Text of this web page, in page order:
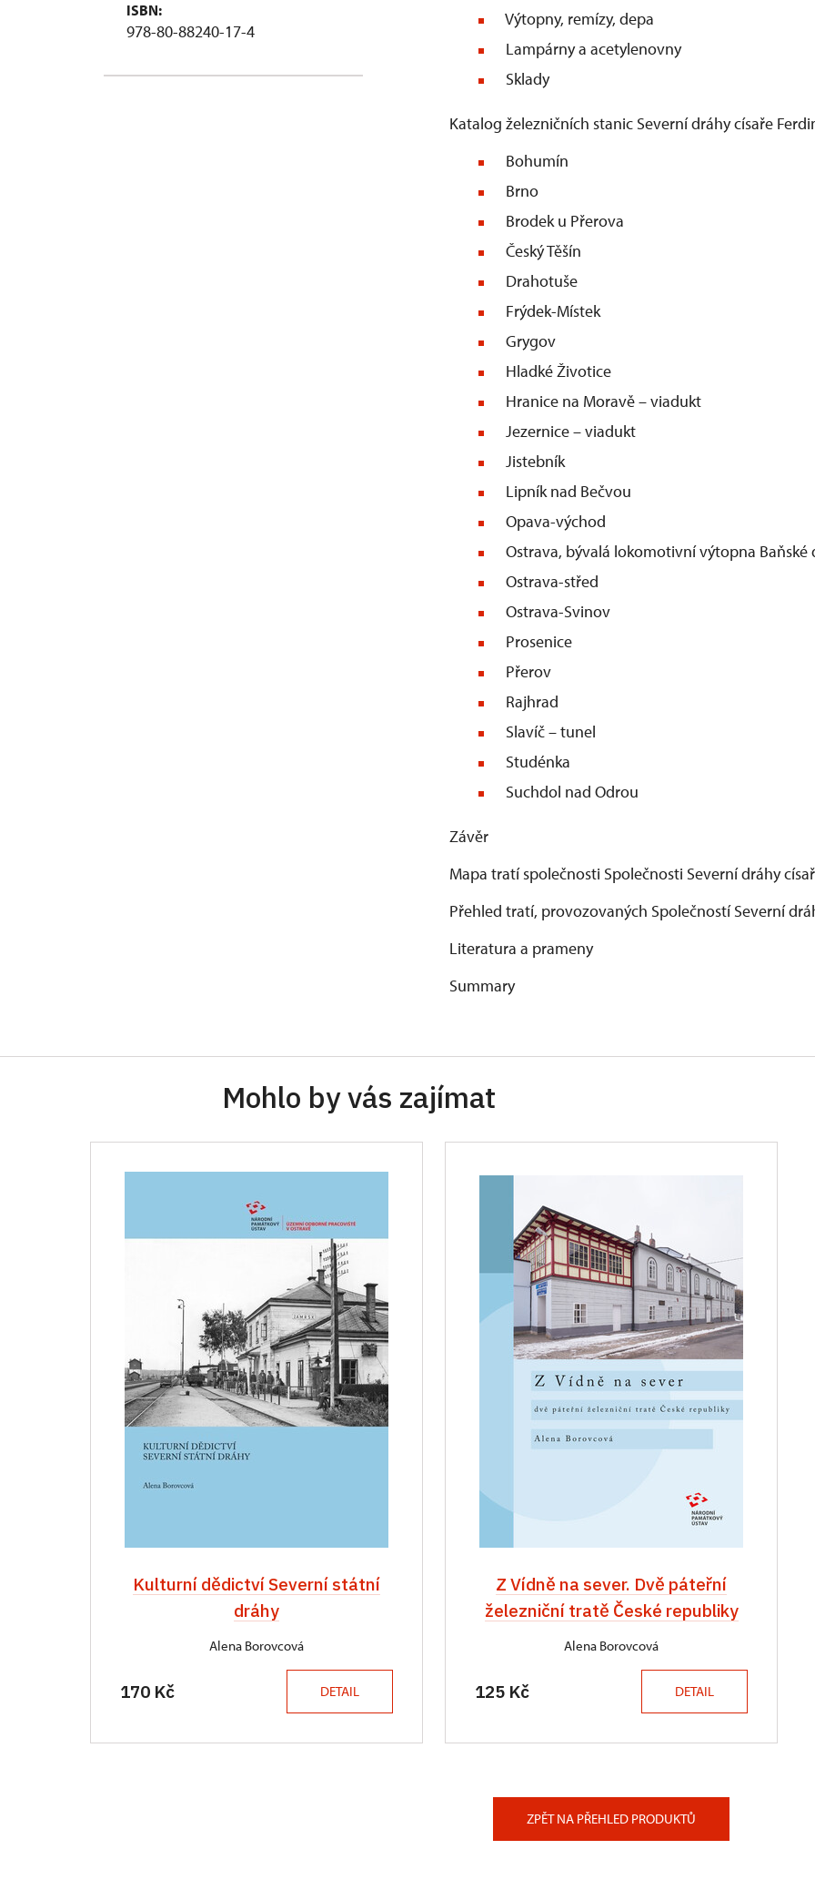
ISBN:
978-80-88240-17-4
Výtopny, remízy, depa
Lampárny a acetylenovny
Sklady
Katalog železničních stanic Severní dráhy císaře
Bohumín
Brno
Brodek u Přerova
Český Těšín
Drahotuše
Frýdek-Místek
Grygov
Hladké Životice
Hranice na Moravě – viadukt
Jezernice – viadukt
Jistebník
Lipník nad Bečvou
Opava-východ
Ostrava, bývalá lokomotivní výtopna Baňské
Ostrava-střed
Ostrava-Svinov
Prosenice
Přerov
Rajhrad
Slavíč – tunel
Studénka
Suchdol nad Odrou
Závěr
Mapa tratí společnosti Společnosti Severní dráhy
Přehled tratí, provozovaných Společností Severní
Literatura a prameny
Summary
Mohlo by vás zajímat
Kulturní dědictví Severní státní
dráhy
Alena Borovcová
170 Kč DETAIL
Z Vídně na sever. Dvě páteřní
železniční tratě České republiky
Alena Borovcová
125 Kč DETAIL
ZPĚT NA PŘEHLED PRODUKTŮ